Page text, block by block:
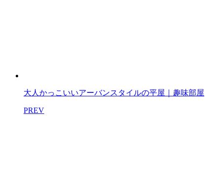
大人かっこいいアーバンスタイルの平屋｜趣味部屋
PREV